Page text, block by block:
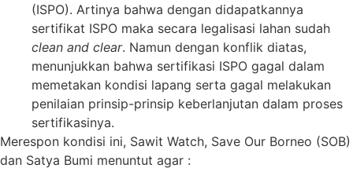
(ISPO). Artinya bahwa dengan didapatkannya
sertifikat ISPO maka secara legalisasi lahan sudah
clean and clear. Namun dengan konflik diatas,
menunjukkan bahwa sertifikasi ISPO gagal dalam
memetakan kondisi lapang serta gagal melakukan
penilaian prinsip-prinsip keberlanjutan dalam proses
sertifikasinya.
Merespon kondisi ini, Sawit Watch, Save Our Borneo (SOB)
dan Satya Bumi menuntut agar :